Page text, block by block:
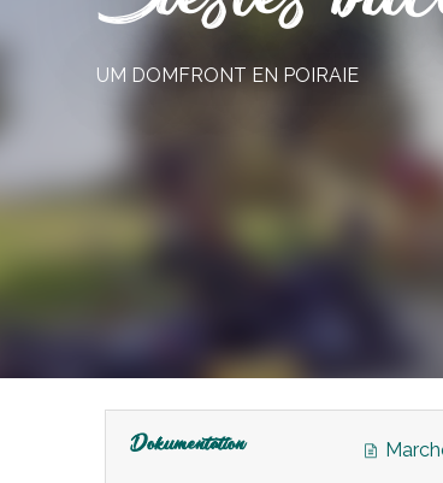
UM DOMFRONT EN POIRAIE
Dokumentation